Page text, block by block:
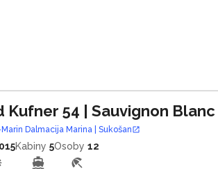
Kufner 54 | Sauvignon Blanc
Marin Dalmacija Marina | Sukošan
Kabiny 5Osoby 12